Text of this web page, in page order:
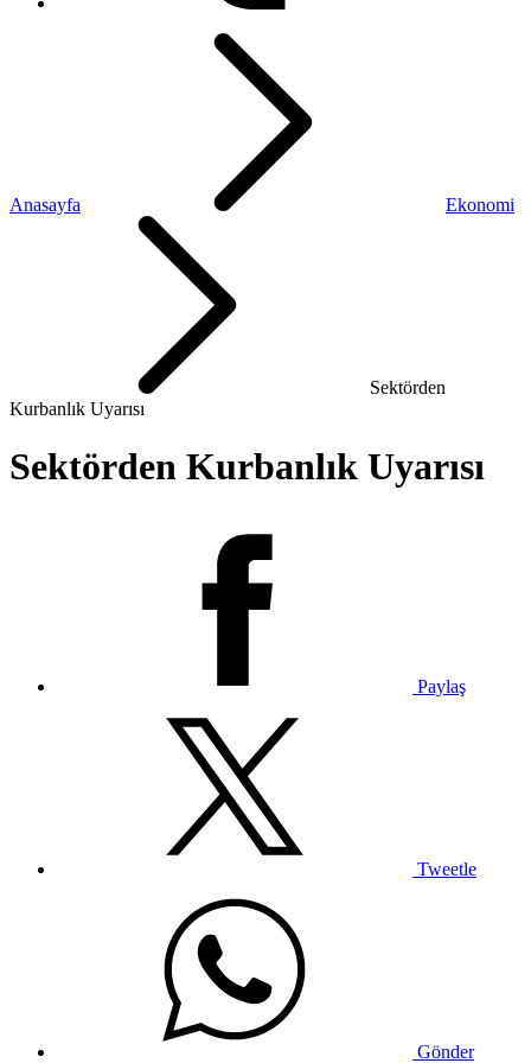
Anasayfa Ekonomi
Sektörden
Kurbanlık Uyarısı
Sektörden Kurbanlık Uyarısı
Paylaş
Tweetle
Gönder